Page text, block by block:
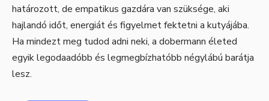
határozott, de empatikus gazdára van szüksége, aki
hajlandó időt, energiát és figyelmet fektetni a kutyájába.
Ha mindezt meg tudod adni neki, a dobermann életed
egyik legodaadóbb és legmegbízhatóbb négylábú barátja
lesz.